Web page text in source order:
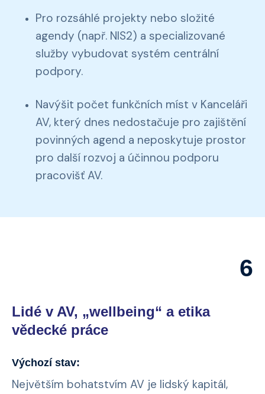
Pro rozsáhlé projekty nebo složité
agendy (např. NIS2) a specializované
služby vybudovat systém centrální
podpory.
Navýšit počet funkčních míst v Kanceláři
AV, který dnes nedostačuje pro zajištění
povinných agend a neposkytuje prostor
pro další rozvoj a účinnou podporu
pracovišť AV.
6
Lidé v AV, „wellbeing“ a etika
vědecké práce
Výchozí stav:
Největším bohatstvím AV je lidský kapitál,